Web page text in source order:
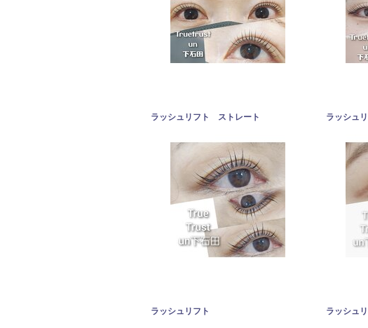
ラッシュリフト ストレート ラッシュ
ラッシュリフト ラッシュ